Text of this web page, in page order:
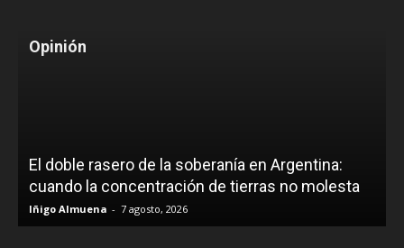
Opinión
El doble rasero de la soberanía en Argentina:
cuando la concentración de tierras no molesta
Iñigo Almuena - 7 agosto, 2026